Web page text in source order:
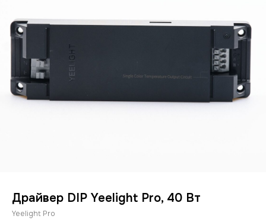
Драйвер DIP Yeelight Pro, 40 Вт
Yeelight Pro